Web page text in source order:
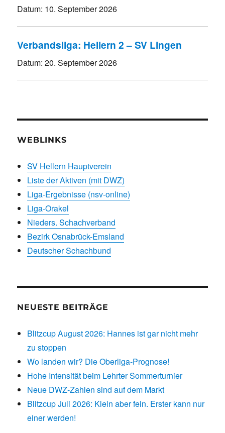
Datum: 10. September 2026
Verbandsliga: Hellern 2 – SV Lingen
Datum:20. September 2026
WEBLINKS
SV Hellern Hauptverein
Liste der Aktiven (mit DWZ)
Liga-Ergebnisse (nsv-online)
Liga-Orakel
Nieders. Schachverband
Bezirk Osnabrück-Emsland
Deutscher Schachbund
NEUESTE BEITRÄGE
Blitzcup August 2026: Hannes ist gar nicht mehr
zu stoppen
Wo landen wir? Die Oberliga-Prognose!
Hohe Intensität beim Lehrter Sommerturnier
Neue DWZ-Zahlen sind auf dem Markt
Blitzcup Juli 2026: Klein aber fein. Erster kann nur
einer werden!